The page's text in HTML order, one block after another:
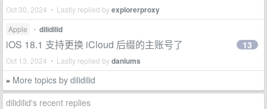
Oct 30, 2024 • Lastly replied byexplorerproxy
Apple • dilidilid
iOS 18.1 支持更换 iCloud 后缀的主账号了
Oct 13, 2024 • Lastly replied bydaniums
13
» More topics by dilidilid
dilidilid's recent replies